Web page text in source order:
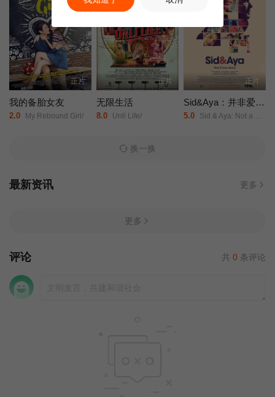
正片
我的备胎女友
2.0 My Rebound Girl/
正片
无限生活
8.0 Unli Life/
正片
Sid&Aya：并非爱情故事
5.0 Sid & Aya: Not a Love Story/
换一换
最新资讯 更多
更多
评论 共 0 条评论